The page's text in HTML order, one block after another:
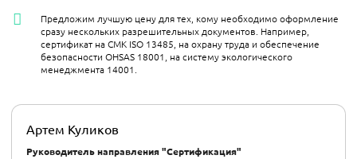
Артем Куликов
Руководитель направления "Сертификация"
Предложим лучшую цену для тех, кому необходимо оформление
сразу нескольких разрешительных документов. Например,
сертификат на СМК ISO 13485, на охрану труда и обеспечение
безопасности OHSAS 18001, на систему экологического
менеджмента 14001.